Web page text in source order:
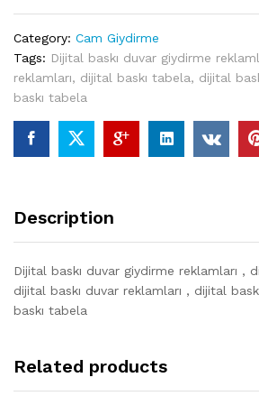
Category: Cam Giydirme
Tags: Dijital baskı duvar giydirme
reklamları, dijital baskı tabela, dijital
baskı tabela
Description
Dijital baskı duvar giydirme reklamları ,
dijital baskı duvar reklamları , dijital
baskı tabela
Related products